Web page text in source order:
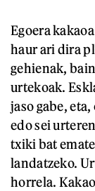
Egoera
haur ari dira
gehienak,
urtekoak.
jaso gabe,
edo sei
txiki bat
landatzeko.
horrela.